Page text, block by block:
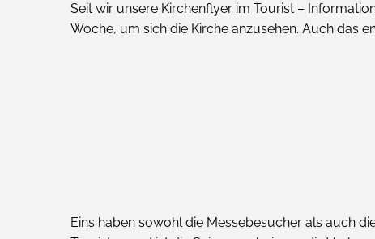
Seit wir unsere Kirchenflyer im Tourist –
Woche, um sich die Kirche anzusehen. Auch das
Eins haben sowohl die Messebesucher als auch